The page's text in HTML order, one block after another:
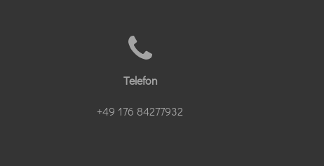
Telefon
+49 176 84277932